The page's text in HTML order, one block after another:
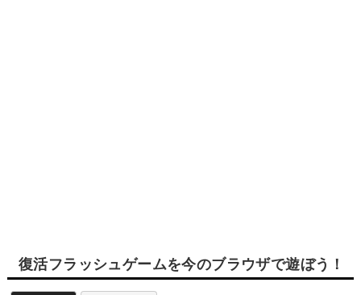
復活フラッシュゲームを今のブラウザで遊ぼう！